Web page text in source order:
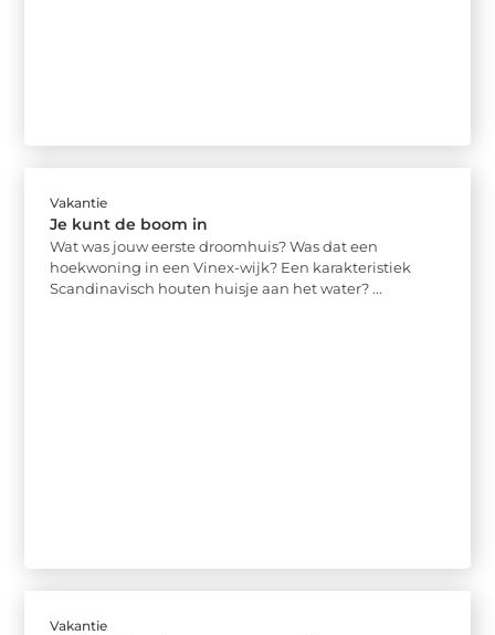
Vakantie
Je kunt de boom in
Wat was jouw eerste droomhuis? Was dat een
hoekwoning in een Vinex-wijk? Een karakteristiek
Scandinavisch houten huisje aan het water? ...
Vakantie